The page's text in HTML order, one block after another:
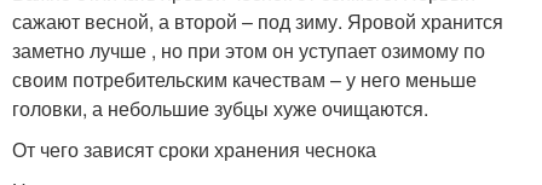
сажают весной, а второй – под зиму. Яровой хранится
заметно лучше , но при этом он уступает озимому по
своим потребительским качествам – у него меньше
головки, а небольшие зубцы хуже очищаются.
От чего зависят сроки хранения чеснока